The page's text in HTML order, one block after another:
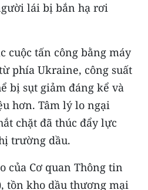
lái bị bắn hạ rơi
cuộc tấn công bằng máy
phía Ukraine, công suất
bị sụt giảm đáng kể và
hơn. Tâm lý lo ngại
chặt đã thúc đẩy lực
trường dầu.
của Cơ quan Thông tin
tồn kho dầu thương mại